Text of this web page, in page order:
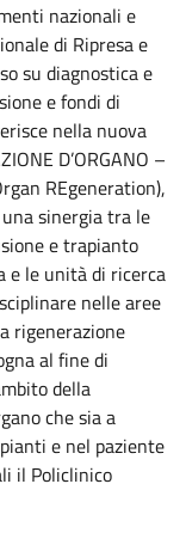
nazionali e
di Ripresa e
su diagnostica e
e fondi di
nella nuova
D’ORGANO –
REgeneration),
sinergia tra le
e trapianto
e le unità di ricerca
nelle aree
rigenerazione
al fine di
della
che sia a
e nel paziente
il Policlinico